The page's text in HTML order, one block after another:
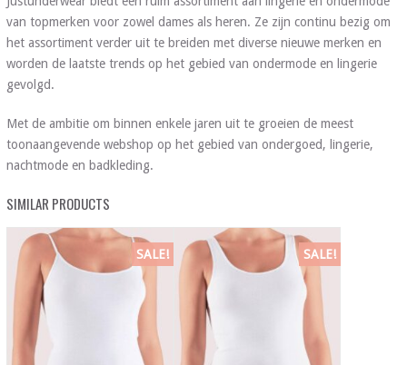
van topmerken voor zowel dames als heren. Ze zijn continu bezig om
het assortiment verder uit te breiden met diverse nieuwe merken en
worden de laatste trends op het gebied van ondermode en lingerie
gevolgd.
Met de ambitie om binnen enkele jaren uit te groeien de meest
toonaangevende webshop op het gebied van ondergoed, lingerie,
nachtmode en badkleding.
SIMILAR PRODUCTS
SALE! SALE!